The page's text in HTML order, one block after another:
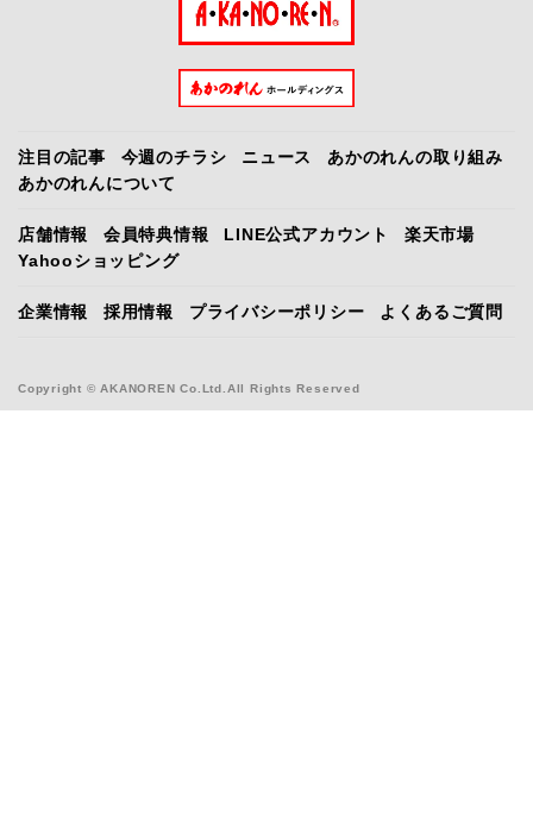
Copyright © AKANOREN Co.Ltd.All Rights Reserved
注目の記事 今週のチラシ ニュース
あかのれんの取り組み
あかのれんについて
店舗情報 会員特典情報 LINE公式アカウント
楽天市場
Yahooショッピング
企業情報 採用情報 プライバシーポリシー よくあるご質問